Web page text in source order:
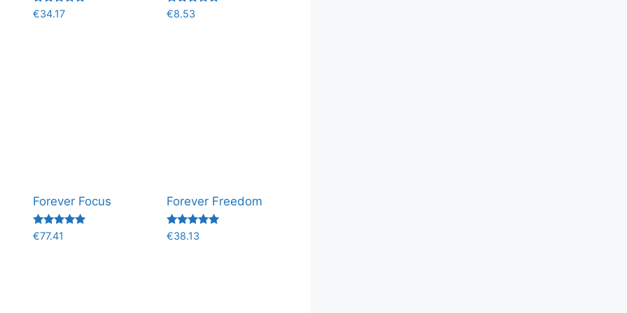
Valorado
con
€34.17
Valorado
con
€8.53
Forever Focus
Valorado
€77.41
Forever Freedom
Valorado
con
€38.13